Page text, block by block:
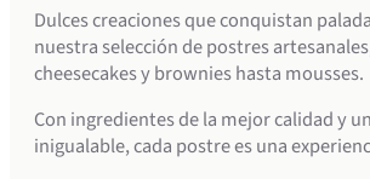
Dulces creaciones que conquistan
nuestra selección de postres
cheesecakes y brownies hasta mousses.
Con ingredientes de la mejor calidad y
inigualable, cada postre es una